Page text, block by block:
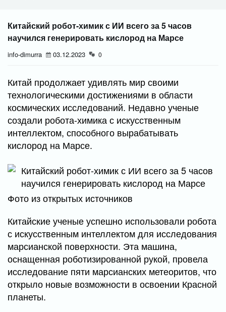
Китайский робот-химик с ИИ всего за 5 часов
научился генерировать кислород на Марсе
info-dimurra 03.12.2023 0
Китай продолжает удивлять мир своими
технологическими достижениями в области
космических исследований. Недавно ученые
создали робота-химика с искусственным
интеллектом, способного вырабатывать
кислород на Марсе.
Фото из открытых источников
Китайские ученые успешно использовали робота
с искусственным интеллектом для исследования
марсианской поверхности. Эта машина,
оснащенная роботизированной рукой, провела
исследование пяти марсианских метеоритов, что
открыло новые возможности в освоении Красной
планеты.